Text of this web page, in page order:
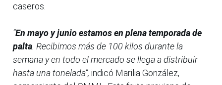
caseros.
“En mayo y junio estamos en plena temporada de
palta . Recibimos más de 100 kilos durante la
semana y en todo el mercado se llega a distribuir
hasta una tonelada”, indicó Marilia González,